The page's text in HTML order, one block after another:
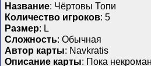
Название: Чёртовы Топи
Количество игроков: 5
Размер: L
Сложность: Обычная
Автор карты: Navkratis
Описание карты: Пока